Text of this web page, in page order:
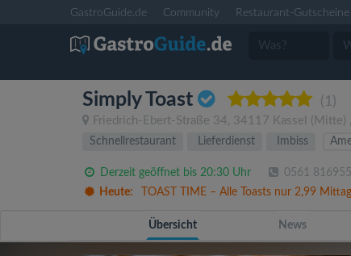
GastroGuide.de Community Restaurant-Gutscheine
Simply Toast (1)
Friedrich-Ebert-Straße 34, 34117 Kassel (Mitte) ,
Schnellrestaurant Lieferdienst Imbiss
Derzeit geöffnet bis 20:30 Uhr 0561
Heute:
TOAST TIME – Alle Toasts nur 2,99
Übersicht News